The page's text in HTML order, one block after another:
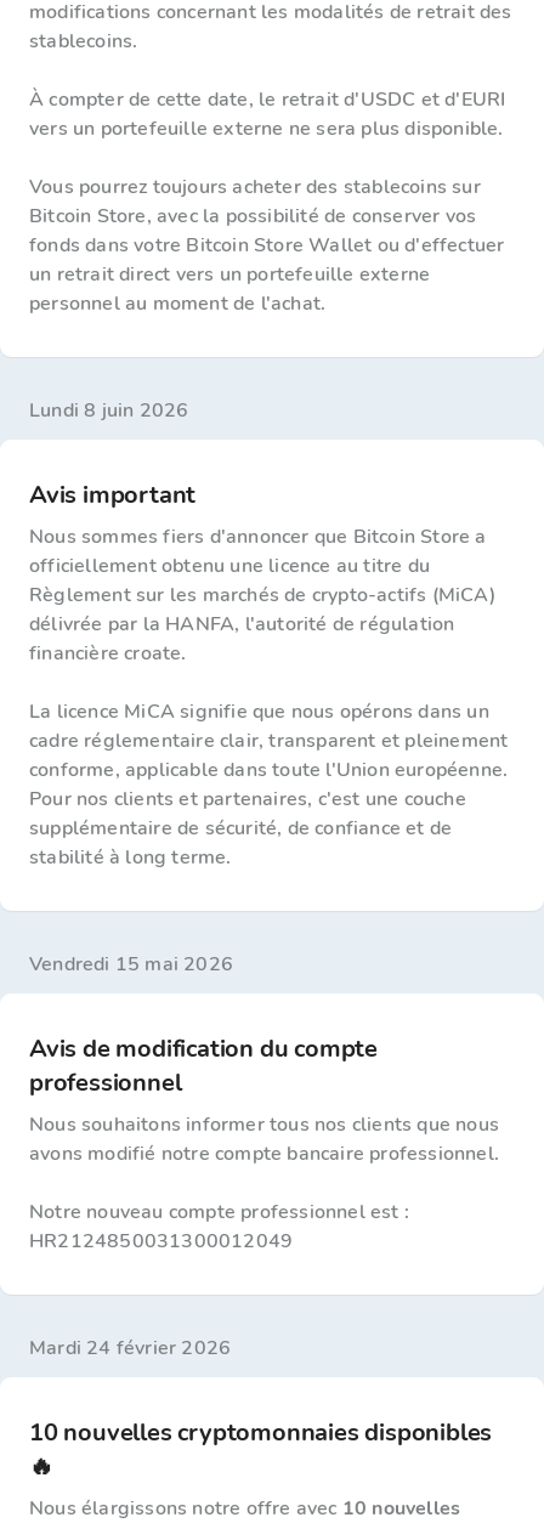
modifications concernant les modalités de retrait des
stablecoins.
À compter de cette date, le retrait d'USDC et d'EURI
vers un portefeuille externe ne sera plus disponible.
Vous pourrez toujours acheter des stablecoins sur
Bitcoin Store, avec la possibilité de conserver vos
fonds dans votre Bitcoin Store Wallet ou d'effectuer
un retrait direct vers un portefeuille externe
personnel au moment de l'achat.
lundi 8 juin 2026
Avis important
Nous sommes fiers d'annoncer que Bitcoin Store a
officiellement obtenu une licence au titre du
Règlement sur les marchés de crypto-actifs (MiCA)
délivrée par la HANFA, l'autorité de régulation
financière croate.
La licence MiCA signifie que nous opérons dans un
cadre réglementaire clair, transparent et pleinement
conforme, applicable dans toute l'Union européenne.
Pour nos clients et partenaires, c'est une couche
supplémentaire de sécurité, de confiance et de
stabilité à long terme.
vendredi 15 mai 2026
Avis de modification du compte
professionnel
Nous souhaitons informer tous nos clients que nous
avons modifié notre compte bancaire professionnel.
Notre nouveau compte professionnel est :
HR2124850031300012049
mardi 24 février 2026
10 nouvelles cryptomonnaies disponibles
🔥
Nous élargissons notre offre avec 10 nouvelles